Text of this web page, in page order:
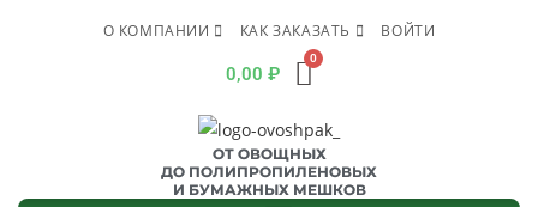
О КОМПАНИИ КАК ЗАКАЗАТЬ ВОЙТИ
0,00 ₽
ОТ ОВОЩНЫХ
ДО ПОЛИПРОПИЛЕНОВЫХ
И БУМАЖНЫХ МЕШКОВ